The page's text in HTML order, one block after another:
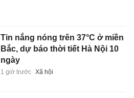
Tin nắng nóng trên 37°C ở miền
Bắc, dự báo thời tiết Hà Nội 10
ngày
1 giờ trước Xã hội